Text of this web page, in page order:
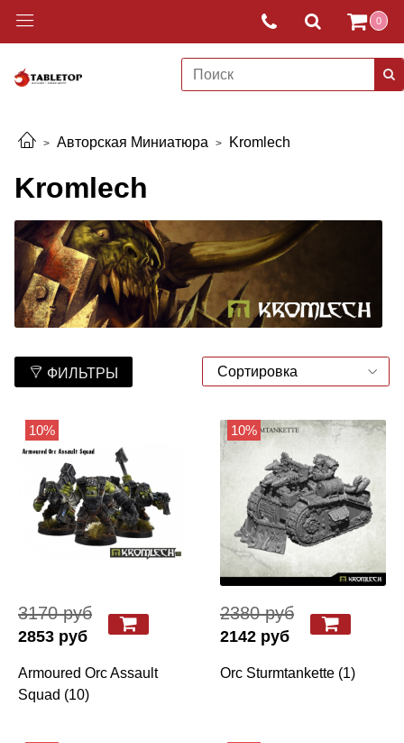
0
Авторская Миниатюра Kromlech
Kromlech
ФИЛЬТРЫ
10%
3170 руб
2853 руб
Armoured Orc Assault
Squad (10)
10%
2380 руб
2142 руб
Orc Sturmtankette (1)